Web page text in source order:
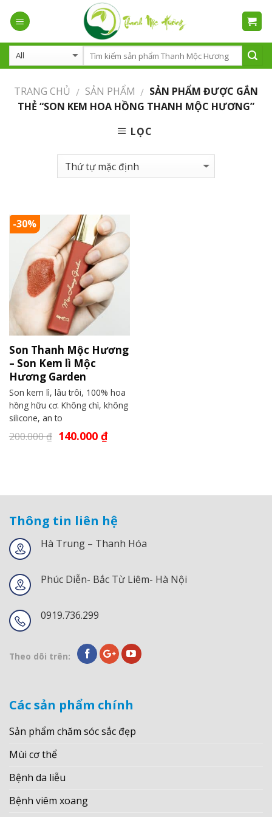
TRANG CHỦ / SẢN PHẨM / SẢN PHẨM ĐƯỢC GẮN
THẺ “SON KEM HOA HỒNG THANH MỘC HƯƠNG”
LỌC
-30%
Son Thanh Mộc Hương
– Son Kem lì Mộc
Hương Garden
Son kem lì, lâu trôi, 100% hoa
hồng hữu cơ. Không chì, không
silicone, an to
200.000₫ 140.000 ₫
Thông tin liên hệ
Hà Trung – Thanh Hóa
Phúc Diễn- Bắc Từ Liêm- Hà Nội
0919.736.299
Theo dõi trên:
Các sản phẩm chính
Sản phẩm chăm sóc sắc đẹp
Mùi cơ thể
Bệnh da liễu
Bệnh viêm xoang